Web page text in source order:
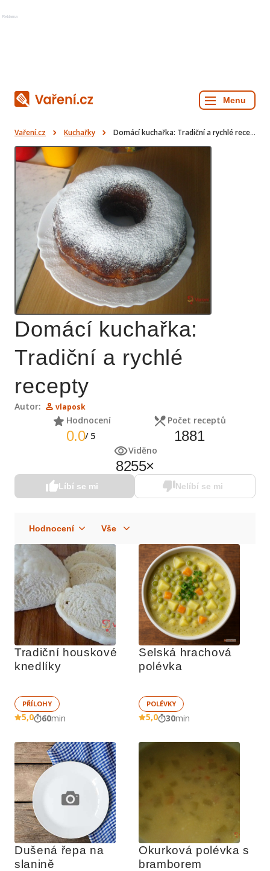
Reklama
Vaření.cz Kuchařky Domácí kuchařka: Tradiční a rychlé recepty
Domácí kuchařka:
Tradiční a rychlé
recepty
Autor: vlaposk
Hodnocení
0.0/ 5
Počet receptů
1881
Viděno
8255×
Líbí se mi Nelíbí se mi
Tradiční houskové
knedlíky
PŘÍLOHY
5,0 60min
Selská hrachová
polévka
POLÉVKY
5,0 30min
Dušená řepa na
slanině
Okurková polévka s
bramborem